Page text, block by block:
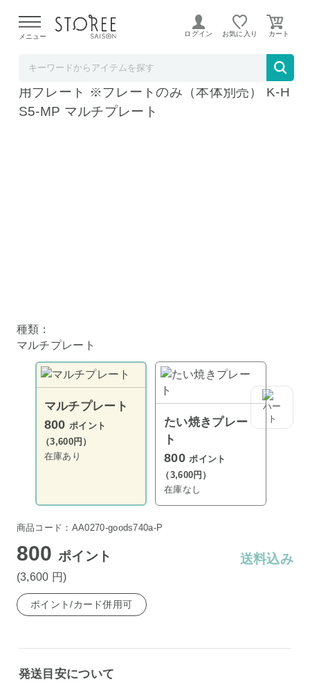
よる配送遅延が発生しております。
メニュー ログイン お気に入り
Toffy トフィー ハーフホットサンドメーカー
用プレート ※プレートのみ（本体別売） K-H
S5-MP マルチプレート
種類：
マルチプレート
マルチプレート
800ポイント
（3,600円）
在庫あり
たい焼きプレー
ト
800ポイント
（3,600円）
在庫なし
商品コード：AA0270-goods740a-P
800ポイント
(3,600 円)
送料込み
ポイント/カード併用可
発送目安について